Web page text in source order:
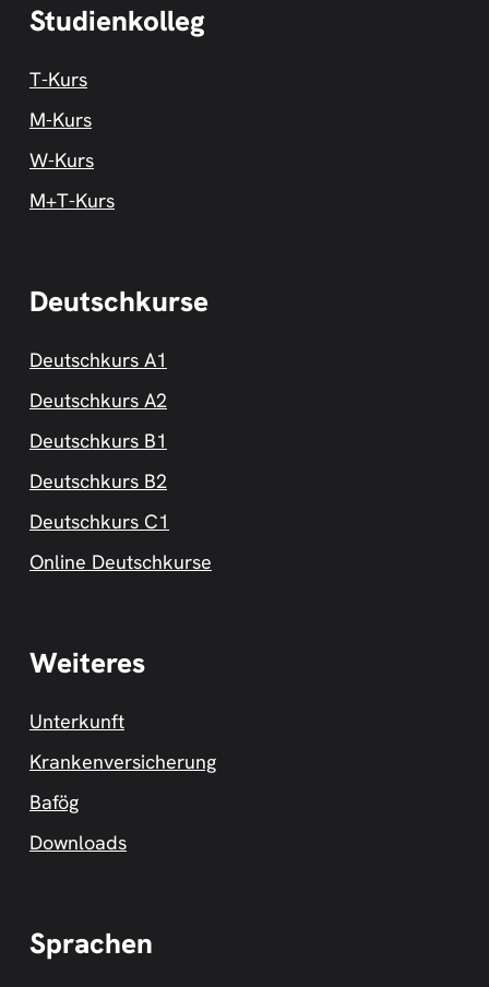
Studienkolleg
T-Kurs
M-Kurs
W-Kurs
M+T-Kurs
Deutschkurse
Deutschkurs A1
Deutschkurs A2
Deutschkurs B1
Deutschkurs B2
Deutschkurs C1
Online Deutschkurse
Weiteres
Unterkunft
Krankenversicherung
Bafög
Downloads
Sprachen